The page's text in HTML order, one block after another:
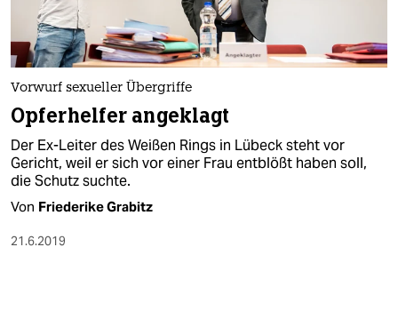
Vorwurf sexueller Übergriffe
Opferhelfer angeklagt
Der Ex-Leiter des Weißen Rings in Lübeck steht vor
Gericht, weil er sich vor einer Frau entblößt haben soll,
die Schutz suchte.
Von Friederike Grabitz
21.6.2019